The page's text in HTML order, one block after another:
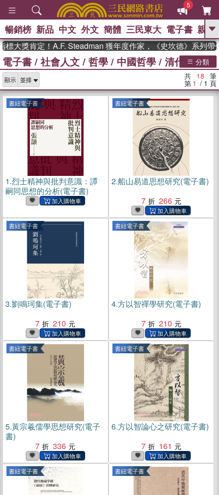
5
GO
熱搜： 東野圭吾 、 高希均教授回憶錄
、 The Odyssey 、 父親節 、 花開錦
台灣的
李登輝時代 、 數學女孩：黎曼猜想
偉大的迷走神經 、 如果歷史是一
、 臺灣漫遊錄
暢銷榜 新品 中文 外文 簡體 三民東大 電子書 親子
獎肯定！A.F. Steadman 獲年度作家，《史坎德》系列帶你
電子書 / 社會人文 / 哲學 / 中國哲學 / 清代哲學
分類
顯示 共 18 筆
第 1 / 1 頁
書紐電子書
1.烈士精神與批判意識：譚
嗣同思想的分析(電子書)
書紐電子書
2.船山易道思想研究(電子書)
7
266
書紐電子書
3.劉鳴珂集(電子書)
7
210
書紐電子書
4.方以智禪學研究(電子書)
7
210
書紐電子書
5.黃宗羲儒學思想研究(電子
書)
7
336
書紐電子書
6.方以智論心之研究(電子書)
7
161
書紐電子書 書紐電子書